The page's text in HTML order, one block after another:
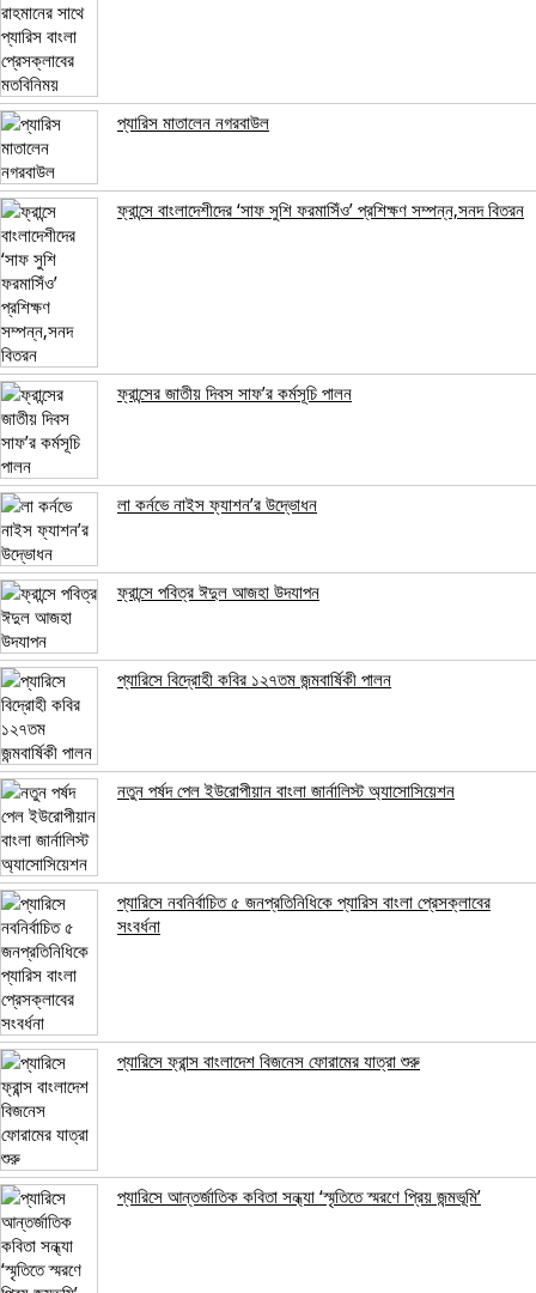
প্যারিস মাতালেন নগরবাউল
ফ্রান্সে বাংলাদেশীদের ‘সাফ সুশি ফরমাসিঁও’ প্রশিক্ষণ সম্পন্ন,সনদ বিতরন
ফ্রান্সের জাতীয় দিবস সাফ’র কর্মসূচি পালন
লা কর্নভে নাইস ফ্যাশন’র উদ্ভোধন
ফ্রান্সে পবিত্র ঈদুল আজহা উদযাপন
প্যারিসে বিদ্রোহী কবির ১২৭তম জন্মবার্ষিকী পালন
নতুন পর্ষদ পেল ইউরোপীয়ান বাংলা জার্নালিস্ট অ্যাসোসিয়েশন
প্যারিসে নবনির্বাচিত ৫ জনপ্রতিনিধিকে প্যারিস বাংলা প্রেসক্লাবের
সংবর্ধনা
প্যারিসে ফ্রান্স বাংলাদেশ বিজনেস ফোরামের যাত্রা শুরু
প্যারিসে আন্তর্জাতিক কবিতা সন্ধ্যা ‘স্মৃতিতে স্মরণে প্রিয় জন্মভূমি’